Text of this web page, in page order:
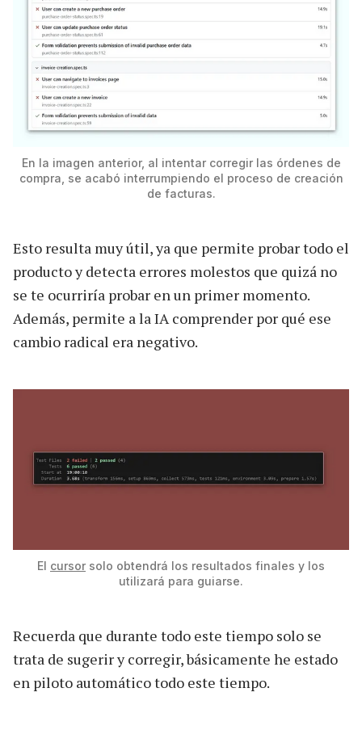
En la imagen anterior, al intentar corregir las órdenes de
compra, se acabó interrumpiendo el proceso de creación
de facturas.
Esto resulta muy útil, ya que permite probar todo el
producto y detecta errores molestos que quizá no
se te ocurriría probar en un primer momento.
Además, permite a la IA comprender por qué ese
cambio radical era negativo.
El cursor solo obtendrá los resultados finales y los
utilizará para guiarse.
Recuerda que durante todo este tiempo solo se
trata de sugerir y corregir, básicamente he estado
en piloto automático todo este tiempo.